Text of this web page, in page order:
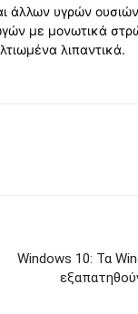
άλλων υγρών
με μονωτικά
λιπαντικά.
Windows 10: Τα